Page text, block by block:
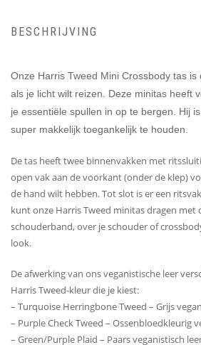
BESCHRIJVING
Onze Harris Tweed Mini Crossbody tas
als je licht wilt reizen. Deze minitas heeft
je essentiële spullen in op te bergen. Hij
super makkelijk toegankelijk te houden.
De tas heeft twee binnenvakken met
open vak aan de voorkant (onder de klep)
de hand wilt hebben. Tot slot is er een
kunt onze Harris Tweed minitas dragen met
schouderband, over je schouder of
look.
De afwerking van ons veganistische leer
Harris Tweed-kleur die je kiest:
– Turquoise Herringbone Tweed – Grijs
– Purple Check Tweed – Ossenbloedkleurig
– Green/Purple Plaid – Paars veganistisch